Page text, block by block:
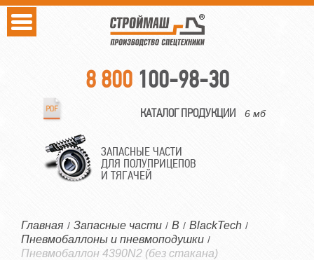
8 800 100-98-30
КАТАЛОГ ПРОДУКЦИИ 6 мб
ЗАПАСНЫЕ ЧАСТИ
ДЛЯ ПОЛУПРИЦЕПОВ
И ТЯГАЧЕЙ
Главная / Запасные части / B / BlackTech /
Пневмобаллоны и пневмоподушки /
Пневмобаллон 4390N2 (без стакана)